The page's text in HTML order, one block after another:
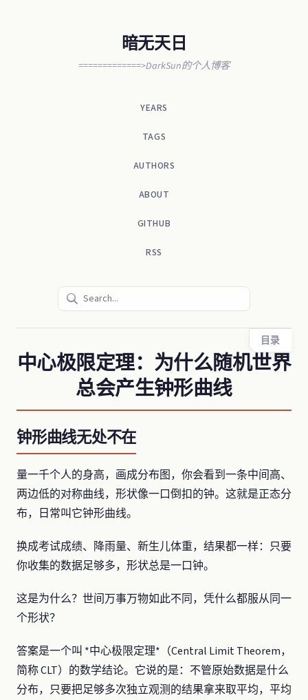
暗无天日
=============>DarkSun的个人博客
YEARS
TAGS
AUTHORS
ABOUT
GITHUB
RSS
中心极限定理：为什么随机世界
总会产生钟形曲线
目录
钟形曲线无处不在
量一千个人的身高，画成分布图，你会看到一条中间高、
两边低的对称曲线，形状像一口倒扣的钟。这就是正态分
布，日常叫它钟形曲线。
换成考试成绩、降雨量、新生儿体重，结果都一样：只要
你收集的数据足够多，形状总是一口钟。
这是为什么？世间万事万物如此不同，凭什么都服从同一
个形状？
答案是一个叫 *中心极限定理*（Central Limit Theorem，
简称 CLT）的数学结论。它说的是：不管原始数据是什么
分布，只要把足够多次独立观测的结果拿来取平均，平均